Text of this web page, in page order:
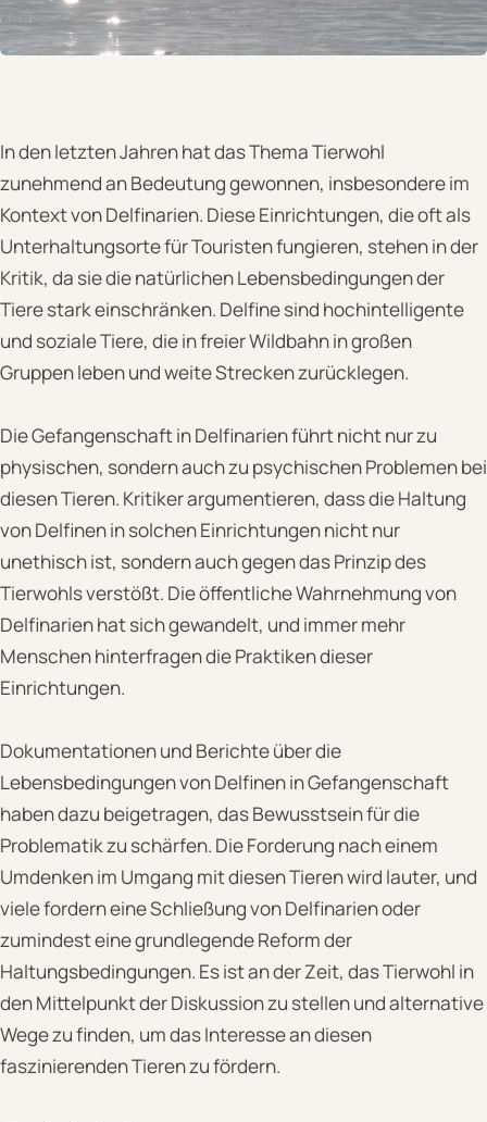
In den letzten Jahren hat das Thema Tierwohl
zunehmend an Bedeutung gewonnen, insbesondere im
Kontext von Delfinarien. Diese Einrichtungen, die oft als
Unterhaltungsorte für Touristen fungieren, stehen in der
Kritik, da sie die natürlichen Lebensbedingungen der
Tiere stark einschränken. Delfine sind hochintelligente
und soziale Tiere, die in freier Wildbahn in großen
Gruppen leben und weite Strecken zurücklegen.
Die Gefangenschaft in Delfinarien führt nicht nur zu
physischen, sondern auch zu psychischen Problemen bei
diesen Tieren. Kritiker argumentieren, dass die Haltung
von Delfinen in solchen Einrichtungen nicht nur
unethisch ist, sondern auch gegen das Prinzip des
Tierwohls verstößt. Die öffentliche Wahrnehmung von
Delfinarien hat sich gewandelt, und immer mehr
Menschen hinterfragen die Praktiken dieser
Einrichtungen.
Dokumentationen und Berichte über die
Lebensbedingungen von Delfinen in Gefangenschaft
haben dazu beigetragen, das Bewusstsein für die
Problematik zu schärfen. Die Forderung nach einem
Umdenken im Umgang mit diesen Tieren wird lauter, und
viele fordern eine Schließung von Delfinarien oder
zumindest eine grundlegende Reform der
Haltungsbedingungen. Es ist an der Zeit, das Tierwohl in
den Mittelpunkt der Diskussion zu stellen und alternative
Wege zu finden, um das Interesse an diesen
faszinierenden Tieren zu fördern.